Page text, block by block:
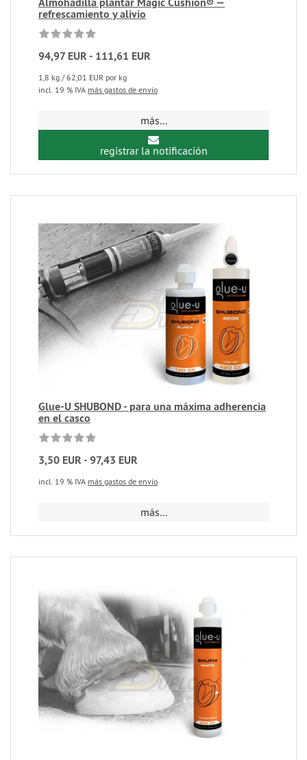
refrescamiento y alivio
94,97 EUR - 111,61 EUR
1,8 kg / 62,01 EUR por kg
incl. 19 % IVA más gastos de envío
más...
registrar la notificación
Glue-U SHUBOND - para una máxima adherencia
en el casco
3,50 EUR - 97,43 EUR
incl. 19 % IVA más gastos de envío
más...